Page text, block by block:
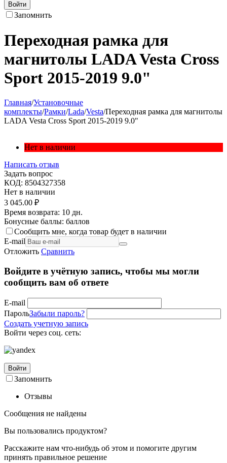
Войти
Запомнить
Переходная рамка для
магнитолы LADA Vesta Cross
Sport 2015-2019 9.0"
Главная/Установочные
комплекты/Рамки/Lada/Vesta/Переходная рамка для магнитолы
LADA Vesta Cross Sport 2015-2019 9.0"
Нет в наличии
Написать отзыв
Задать вопрос
КОД: 8504327358
Нет в наличии
3 045.00 ₽
Время возврата: 10 дн.
Бонусные баллы: баллов
Сообщить мне, когда товар будет в наличии
E-mail
Отложить Сравнить
Войдите в учётную запись, чтобы мы могли
сообщить вам об ответе
E-mail
ПарольЗабыли пароль?
Создать учетную запись
Войти через соц. сеть:
Войти
Запомнить
Отзывы
Сообщения не найдены
Вы пользовались продуктом?
Расскажите нам что-нибудь об этом и помогите другим
принять правильное решение